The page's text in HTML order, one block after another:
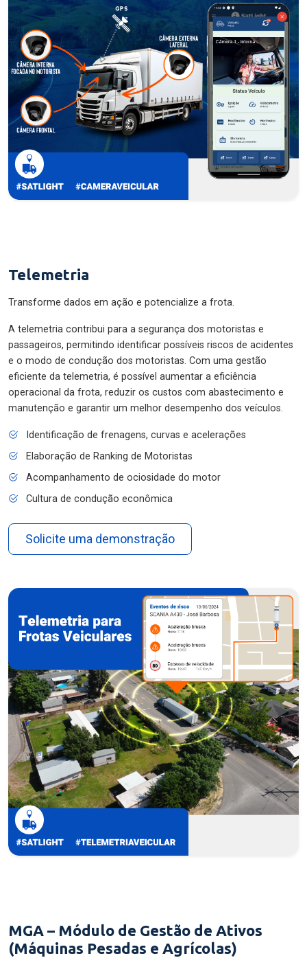
Telemetria
Transforme dados em ação e potencialize a frota.
A telemetria contribui para a segurança dos motoristas e
passageiros, permitindo identificar possíveis riscos de acidentes
e o modo de condução dos motoristas. Com uma gestão
eficiente da telemetria, é possível aumentar a eficiência
operacional da frota, reduzir os custos com abastecimento e
manutenção e garantir um melhor desempenho dos veículos.
Identificação de frenagens, curvas e acelerações
Elaboração de Ranking de Motoristas
Acompanhamento de ociosidade do motor
Cultura de condução econômica
Solicite uma demonstração
MGA – Módulo de Gestão de Ativos
(Máquinas Pesadas e Agrícolas)